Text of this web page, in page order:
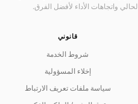
واتجاهات الأداء لأفضل الفرق.
قانوني
شروط الخدمة
إخلاء المسؤولية
سياسة ملفات تعريف الارتباط